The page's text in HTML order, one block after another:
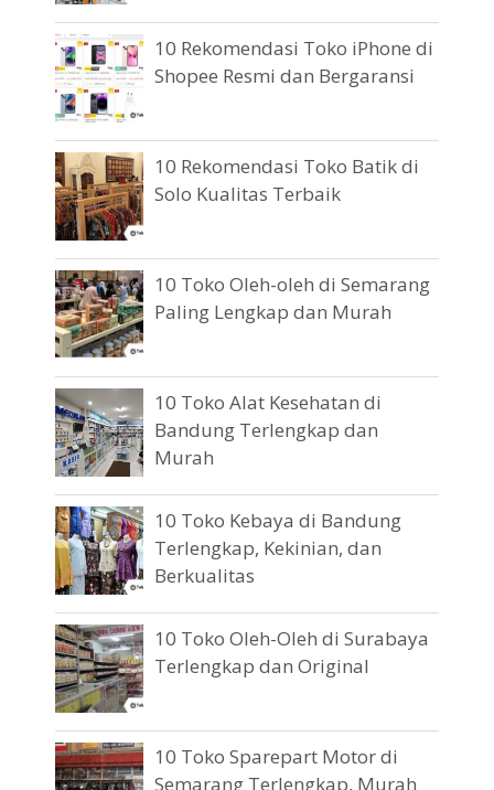
10 Rekomendasi Toko iPhone di
Shopee Resmi dan Bergaransi
10 Rekomendasi Toko Batik di
Solo Kualitas Terbaik
10 Toko Oleh-oleh di Semarang
Paling Lengkap dan Murah
10 Toko Alat Kesehatan di
Bandung Terlengkap dan
Murah
10 Toko Kebaya di Bandung
Terlengkap, Kekinian, dan
Berkualitas
10 Toko Oleh-Oleh di Surabaya
Terlengkap dan Original
10 Toko Sparepart Motor di
Semarang Terlengkap, Murah